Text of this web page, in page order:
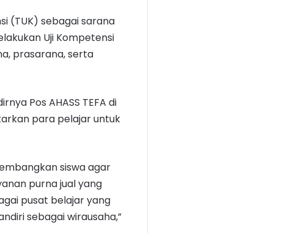
(TUK) sebagai sarana
Uji Kompetensi
prasarana, serta
Pos AHASS TEFA di
para pelajar untuk
siswa agar
purna jual yang
pusat belajar yang
sebagai wirausaha,”